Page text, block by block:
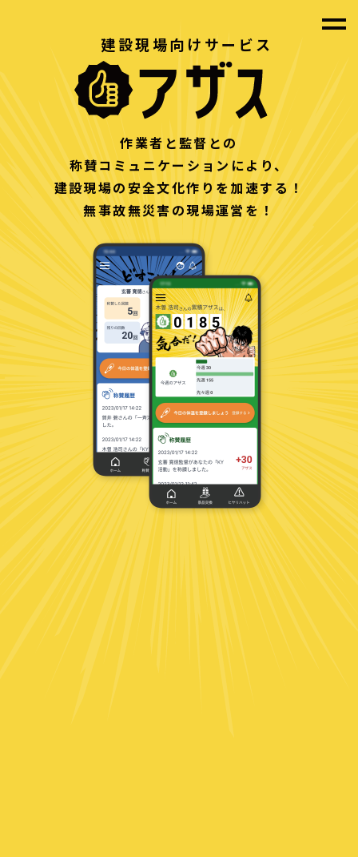
建設現場向けサービス
作業者と監督との
称賛コミュニケーションにより、
建設現場の安全文化作りを加速する！
無事故無災害の現場運営を！